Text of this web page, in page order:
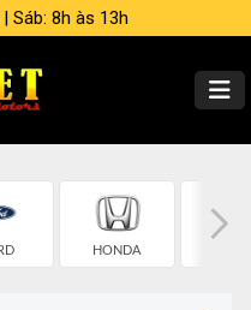
Sáb: 8h às 13h
HONDA